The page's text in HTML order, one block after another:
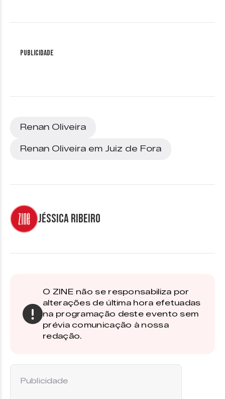
Publicidade
Renan Oliveira
Renan Oliveira em Juiz de Fora
Jéssica Ribeiro
O ZINE não se responsabiliza por
alterações de última hora efetuadas
na programação deste evento sem
prévia comunicação à nossa
redação.
Publicidade